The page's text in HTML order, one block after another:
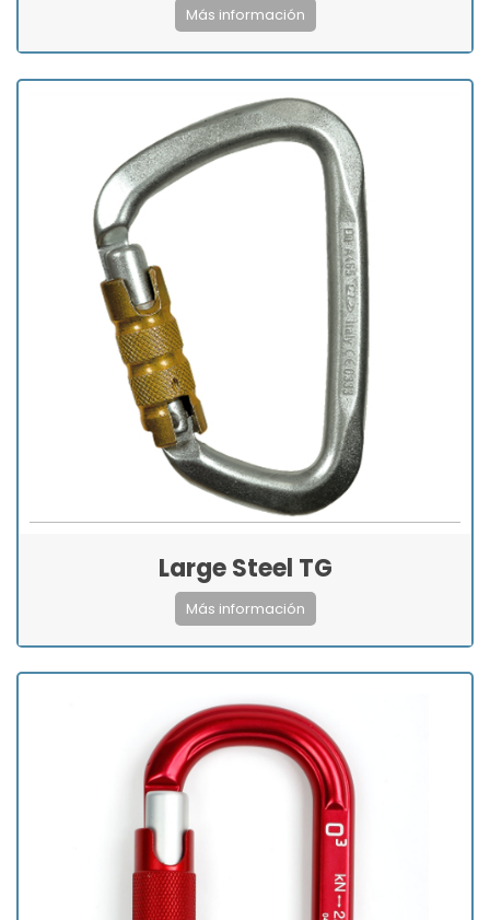
Más información
Large Steel TG
Más información